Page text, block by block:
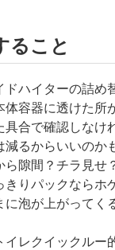
ること
ハイターの詰め
体容器に透けた
合で確認しなけ
減るからいいのか
ら隙間？チラ見せ
りパックならホ
泡が上がってく
イレクイックルー